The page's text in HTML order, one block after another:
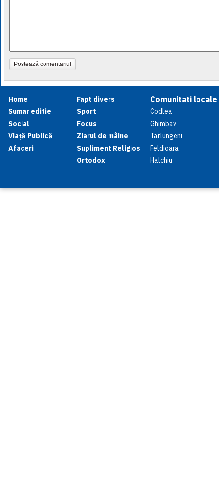
Postează comentariul
Home
Sumar editie
Social
Viață Publică
Afaceri
Fapt divers
Sport
Focus
Ziarul de mâine
Supliment Religios
Ortodox
Comunitati locale
Codlea
Ghimbav
Tarlungeni
Feldioara
Halchiu